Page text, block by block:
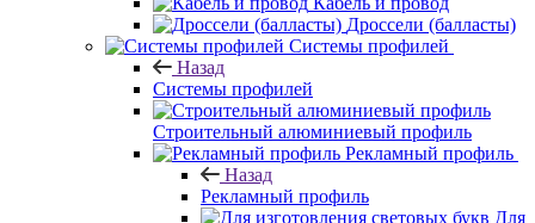
Дроссели (балласты)
Системы профилей
Назад
Системы профилей
Строительный алюминиевый профиль
Рекламный профиль
Назад
Рекламный профиль
Для